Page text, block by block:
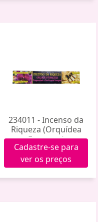
234011 - Incenso da
Riqueza (Orquídea
Francesa)
Cadastre-se para
ver os preços